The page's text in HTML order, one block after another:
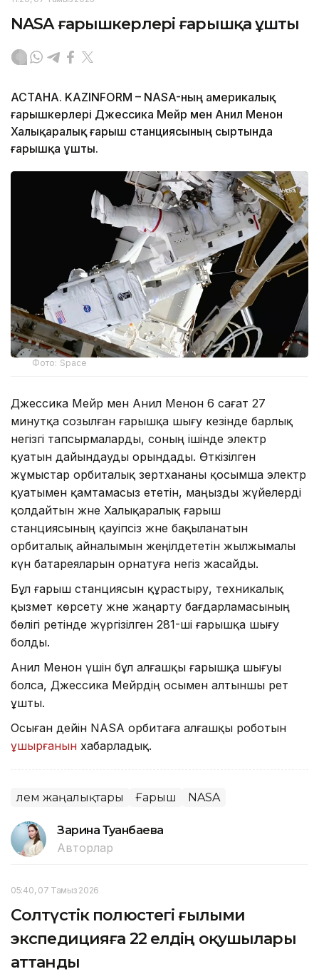
NASA ғарышкерлері ғарышқа ұшты
АСТАНА. KAZINFORM – NASA-ның америкалық
ғарышкерлері Джессика Мейр мен Анил Менон
Халықаралық ғарыш станциясының сыртында
ғарышқа ұшты.
Фото: Space
Джессика Мейр мен Анил Менон 6 сағат 27
минутқа созылған ғарышқа шығу кезінде барлық
негізгі тапсырмаларды, соның ішінде электр
қуатын дайындауды орындады. Өткізілген
жұмыстар орбиталық зертхананы қосымша электр
қуатымен қамтамасыз ететін, маңызды жүйелерді
қолдайтын және Халықаралық ғарыш
станциясының қауіпсіз және бақыланатын
орбиталық айналымын жеңілдететін жылжымалы
күн батареяларын орнатуға негіз жасайды.
Бұл ғарыш станциясын құрастыру, техникалық
қызмет көрсету және жаңарту бағдарламасының
бөлігі ретінде жүргізілген 281-ші ғарышқа шығу
болды.
Анил Менон үшін бұл алғашқы ғарышқа шығуы
болса, Джессика Мейрдің осымен алтыншы рет
ұшты.
Осыған дейін NASA орбитаға алғашқы роботын
ұшырғанын хабарладық.
Әлем жаңалықтары Ғарыш NASA
Зарина Туғанбаева
Авторлар
05:40, 07 Тамыз 2026
Солтүстік полюстегі ғылыми
экспедицияға 22 елдің оқушылары
аттанды